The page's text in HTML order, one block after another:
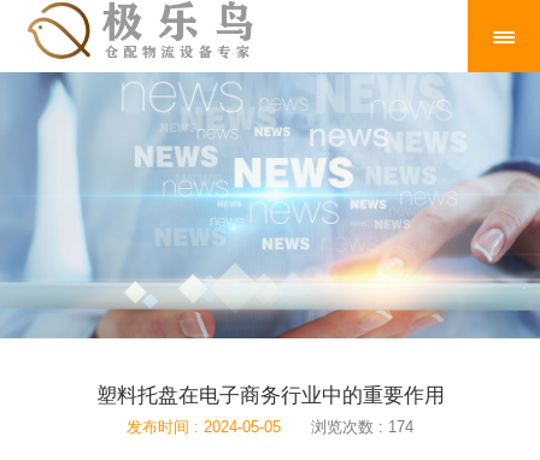
塑料托盘在电子商务行业中的重要作用
发布时间 : 2024-05-05 浏览次数 : 174